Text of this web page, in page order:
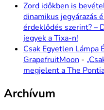
Zord időkben is
dinamikus jegyárazás
érdeklődés szerint? –
jegyek a Tixa-n!
Csak Egyetlen Lámpa
GrapefruitMoon -
megjelent a The
Archívum